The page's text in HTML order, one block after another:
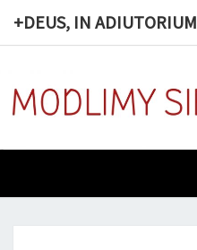
+DEUS, IN ADIUTORIUM